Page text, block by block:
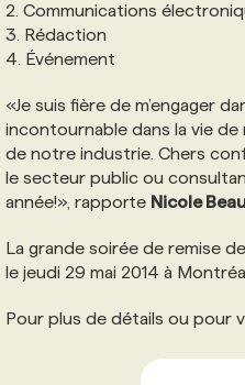
AVEC NOUS
2. Communications
3. Rédaction
4. Événement
«Je suis fière de m’engager
incontournable dans la vie
de notre industrie. Chers
le secteur public ou
année!», rapporte Nicole
La grande soirée de remise
le jeudi 29 mai 2014 à
Pour plus de détails ou pour